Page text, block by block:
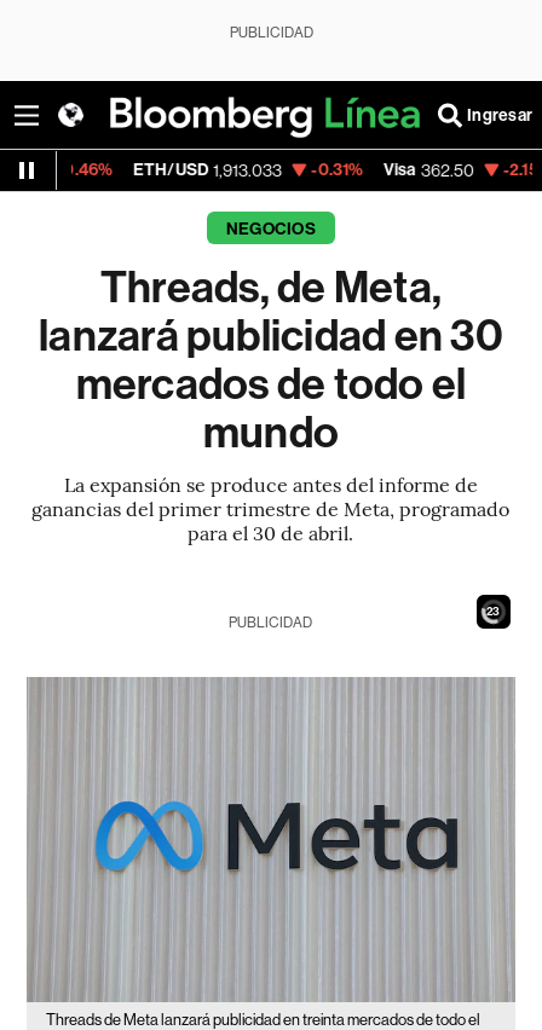
PUBLICIDAD
Ingresar
ETH/USD 1,913.033 -0.31% Visa 362.50 -2.15%
NEGOCIOS
Threads, de Meta,
lanzará publicidad en 30
mercados de todo el
mundo
La expansión se produce antes del informe de
ganancias del primer trimestre de Meta, programado
para el 30 de abril.
21
PUBLICIDAD
Threads de Meta lanzará publicidad en treinta mercados de todo el